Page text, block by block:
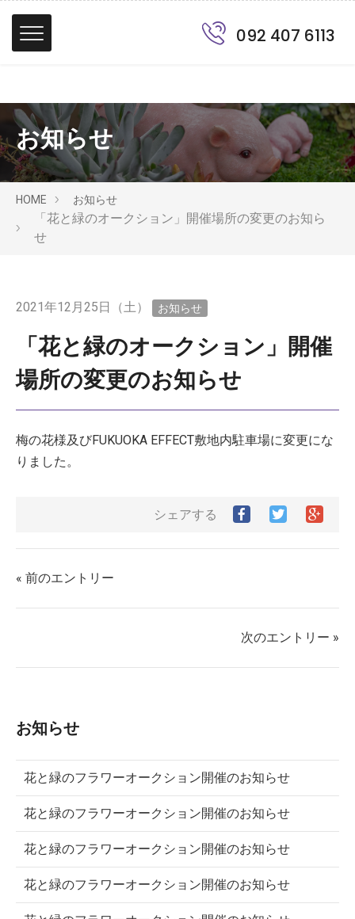
092 407 6113
お知らせ
HOME お知らせ
「花と緑のオークション」開催場所の変更のお知ら
せ
2021年12月25日（土） お知らせ
「花と緑のオークション」開催
場所の変更のお知らせ
梅の花様及びFUKUOKA EFFECT敷地内駐車場に変更にな
りました。
シェアする
Facebook
で
Twitter
で
シ
« 前のエントリー
次のエントリー »
お知らせ
花と緑のフラワーオークション開催のお知らせ
花と緑のフラワーオークション開催のお知らせ
花と緑のフラワーオークション開催のお知らせ
花と緑のフラワーオークション開催のお知らせ